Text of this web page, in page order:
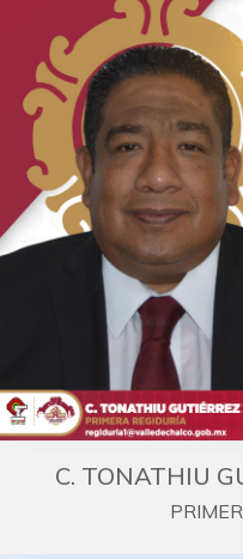
C. TONATHIU